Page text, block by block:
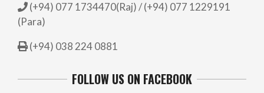
(+94) 077 1734470(Raj) / (+94) 077 1229191
(Para)
(+94) 038 224 0881
FOLLOW US ON FACEBOOK